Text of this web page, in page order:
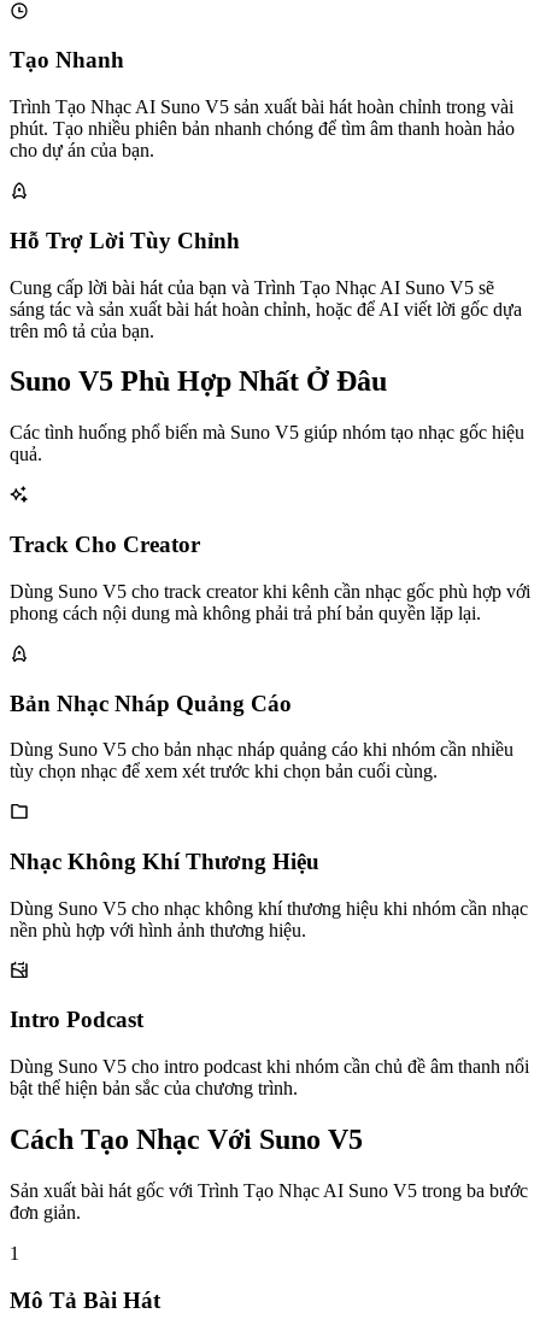
Tạo Nhanh
Trình Tạo Nhạc AI Suno V5 sản xuất bài hát hoàn chỉnh trong vài
phút. Tạo nhiều phiên bản nhanh chóng để tìm âm thanh hoàn hảo
cho dự án của bạn.
Hỗ Trợ Lời Tùy Chỉnh
Cung cấp lời bài hát của bạn và Trình Tạo Nhạc AI Suno V5 sẽ
sáng tác và sản xuất bài hát hoàn chỉnh, hoặc để AI viết lời gốc dựa
trên mô tả của bạn.
Suno V5 Phù Hợp Nhất Ở Đâu
Các tình huống phổ biến mà Suno V5 giúp nhóm tạo nhạc gốc hiệu
quả.
Track Cho Creator
Dùng Suno V5 cho track creator khi kênh cần nhạc gốc phù hợp với
phong cách nội dung mà không phải trả phí bản quyền lặp lại.
Bản Nhạc Nháp Quảng Cáo
Dùng Suno V5 cho bản nhạc nháp quảng cáo khi nhóm cần nhiều
tùy chọn nhạc để xem xét trước khi chọn bản cuối cùng.
Nhạc Không Khí Thương Hiệu
Dùng Suno V5 cho nhạc không khí thương hiệu khi nhóm cần nhạc
nền phù hợp với hình ảnh thương hiệu.
Intro Podcast
Dùng Suno V5 cho intro podcast khi nhóm cần chủ đề âm thanh nổi
bật thể hiện bản sắc của chương trình.
Cách Tạo Nhạc Với Suno V5
Sản xuất bài hát gốc với Trình Tạo Nhạc AI Suno V5 trong ba bước
đơn giản.
1
Mô Tả Bài Hát